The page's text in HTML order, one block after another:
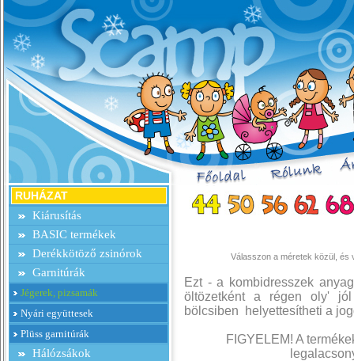
RUHÁZAT
Kiárusítás
BASIC termékek
Derékkötöző zsinórok
Garnitúrák
Jégerek, pizsamák
Nyári együttesek
Plüss garnitúrák
Hálózsákok
Válasszon a méretek közül, és
Ezt - a kombidresszek
öltözetként a régen oly'
bölcsiben helyettesítheti a
FIGYELEM! A